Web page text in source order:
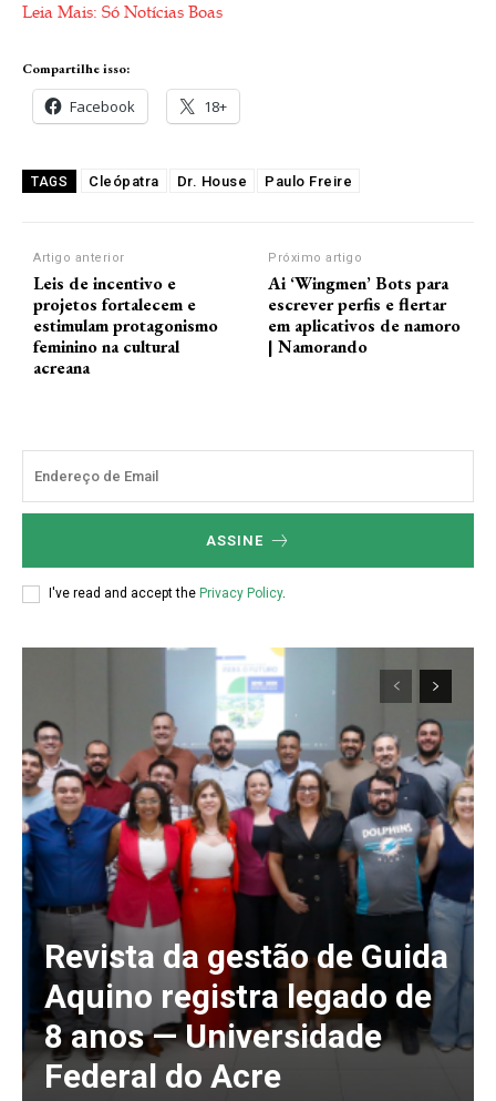
Leia Mais: Só Notícias Boas
Compartilhe isso:
Facebook 18+
TAGS Cleópatra Dr. House Paulo Freire
Artigo anterior
Leis de incentivo e
projetos fortalecem e
estimulam protagonismo
feminino na cultural
acreana
Próximo artigo
Ai ‘Wingmen’ Bots para
escrever perfis e flertar
em aplicativos de namoro
| Namorando
ASSINE
I've read and accept the Privacy Policy.
Revista da gestão de Guida
Aquino registra legado de
8 anos — Universidade
Federal do Acre